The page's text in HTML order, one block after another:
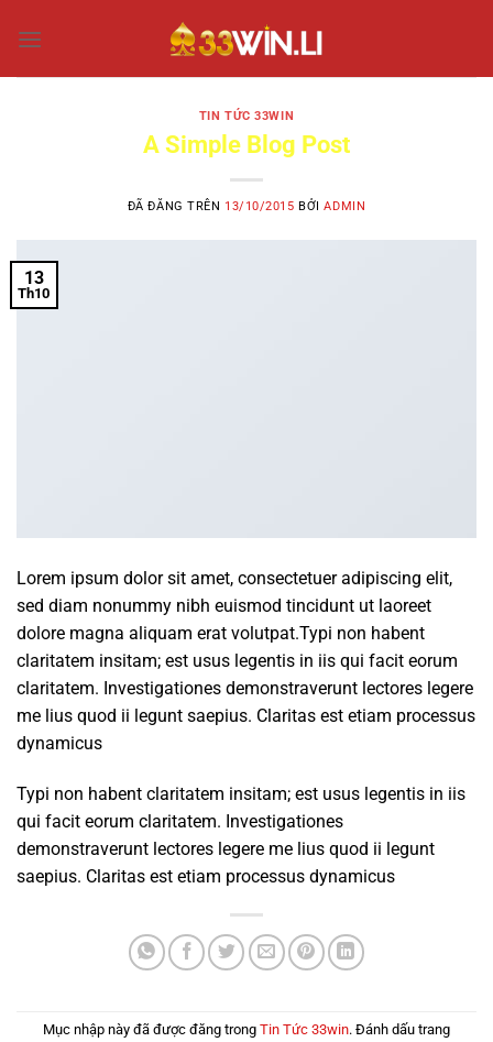
đến
TIN TỨC 33WIN
A Simple Blog Post
ĐÃ ĐĂNG TRÊN 13/10/2015 BỞIADMIN
13
Th10
Lorem ipsum dolor sit amet, consectetuer adipiscing elit,
sed diam nonummy nibh euismod tincidunt ut laoreet
dolore magna aliquam erat volutpat.Typi non habent
claritatem insitam; est usus legentis in iis qui facit eorum
claritatem. Investigationes demonstraverunt lectores legere
me lius quod ii legunt saepius. Claritas est etiam processus
dynamicus
Typi non habent claritatem insitam; est usus legentis in iis
qui facit eorum claritatem. Investigationes
demonstraverunt lectores legere me lius quod ii legunt
saepius. Claritas est etiam processus dynamicus
Mục nhập này đã được đăng trong Tin Tức 33win. Đánh dấu trang